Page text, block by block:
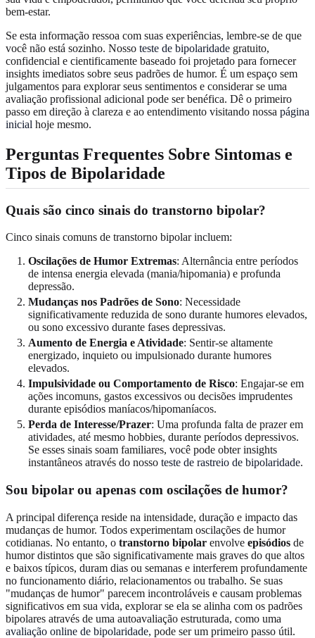
bem-estar.
Se esta informação ressoa com suas experiências, lembre-se de que
você não está sozinho. Nosso teste de bipolaridade gratuito,
confidencial e cientificamente baseado foi projetado para fornecer
insights imediatos sobre seus padrões de humor. É um espaço sem
julgamentos para explorar seus sentimentos e considerar se uma
avaliação profissional adicional pode ser benéfica. Dê o primeiro
passo em direção à clareza e ao entendimento visitando nossa página
inicial hoje mesmo.
Perguntas Frequentes Sobre Sintomas e
Tipos de Bipolaridade
Quais são cinco sinais do transtorno bipolar?
Cinco sinais comuns de transtorno bipolar incluem:
Oscilações de Humor Extremas: Alternância entre períodos
de intensa energia elevada (mania/hipomania) e profunda
depressão.
Mudanças nos Padrões de Sono: Necessidade
significativamente reduzida de sono durante humores elevados,
ou sono excessivo durante fases depressivas.
Aumento de Energia e Atividade: Sentir-se altamente
energizado, inquieto ou impulsionado durante humores
elevados.
Impulsividade ou Comportamento de Risco: Engajar-se em
ações incomuns, gastos excessivos ou decisões imprudentes
durante episódios maníacos/hipomaníacos.
Perda de Interesse/Prazer: Uma profunda falta de prazer em
atividades, até mesmo hobbies, durante períodos depressivos.
Se esses sinais soam familiares, você pode obter insights
instantâneos através do nosso teste de rastreio de bipolaridade.
Sou bipolar ou apenas com oscilações de humor?
A principal diferença reside na intensidade, duração e impacto das
mudanças de humor. Todos experimentam oscilações de humor
cotidianas. No entanto, o transtorno bipolar envolve episódios de
humor distintos que são significativamente mais graves do que altos
e baixos típicos, duram dias ou semanas e interferem profundamente
no funcionamento diário, relacionamentos ou trabalho. Se suas
"mudanças de humor" parecem incontroláveis e causam problemas
significativos em sua vida, explorar se ela se alinha com os padrões
bipolares através de uma autoavaliação estruturada, como uma
avaliação online de bipolaridade, pode ser um primeiro passo útil.